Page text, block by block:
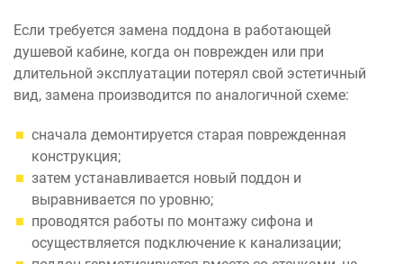
Если требуется замена поддона в работающей
душевой кабине, когда он поврежден или при
длительной эксплуатации потерял свой эстетичный
вид, замена производится по аналогичной схеме:
сначала демонтируется старая поврежденная
конструкция;
затем устанавливается новый поддон и
выравнивается по уровню;
проводятся работы по монтажу сифона и
осуществляется подключение к канализации;